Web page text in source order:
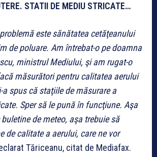
STATII DE MEDIU STRICATE…
este sănătatea cetăţeanului
de poluare. Am întrebat-o pe doamna
ministrul Mediului, şi am rugat-o
măsurători pentru calitatea aerului
spus că staţiile de măsurare a
Sper să le pună în funcţiune. Aşa
de meteo, aşa trebuie să
de calitate a aerului, care ne vor
Tăriceanu, citat de Mediafax.